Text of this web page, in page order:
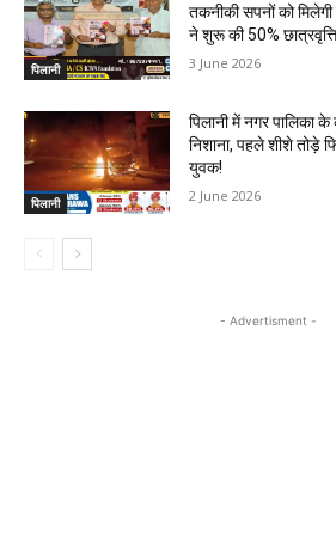
पिलानी
तकनीकी सपनों को
ने शुरू की 50%
3 June 2026
पिलानी
पिलानी में नगर पालिका
निशाना, पहले शीशे तोड़े
युवक!
2 June 2026
- Advertisment -